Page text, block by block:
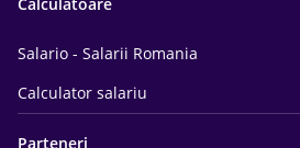
Salario - Salarii Romania
Calculator salariu
Parteneri